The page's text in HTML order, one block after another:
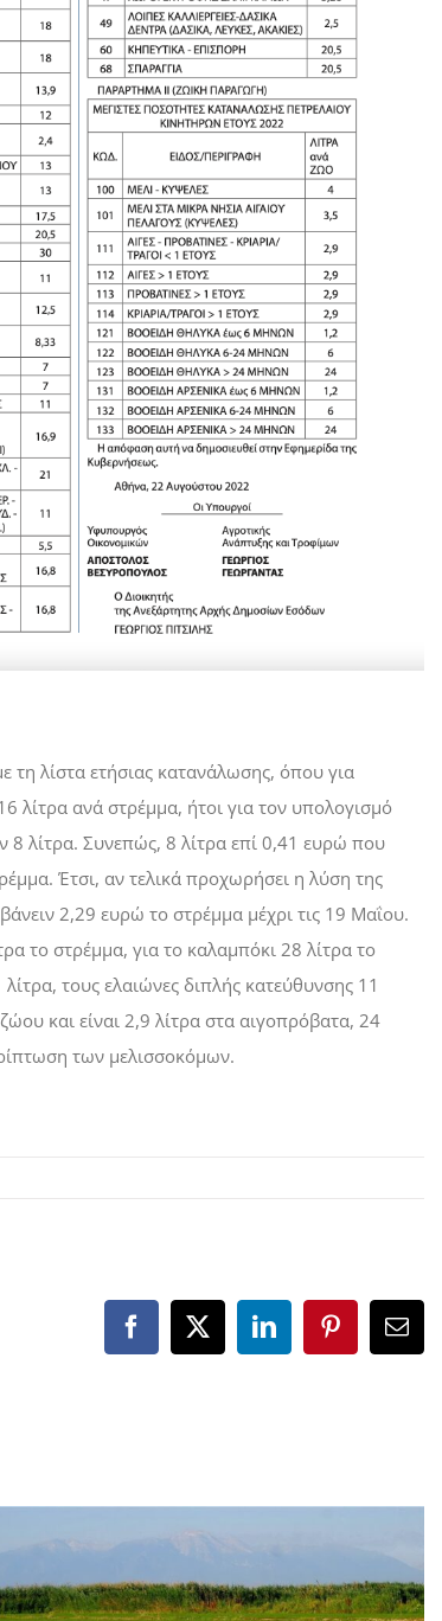
λίστα ετήσιας κατανάλωσης, όπου για
λίτρα ανά στρέμμα, ήτοι για τον υπολογισμό
8 λίτρα. Συνεπώς, 8 λίτρα επί 0,41 ευρώ που
Έτσι, αν τελικά προχωρήσει η λύση της
2,29 ευρώ το στρέμμα μέχρι τις 19 Μαΐου.
το στρέμμα, για το καλαμπόκι 28 λίτρα το
τους ελαιώνες διπλής κατεύθυνσης 11
και είναι 2,9 λίτρα στα αιγοπρόβατα, 24
των μελισσοκόμων.
Facebook
X LinkedInPinterestEmail